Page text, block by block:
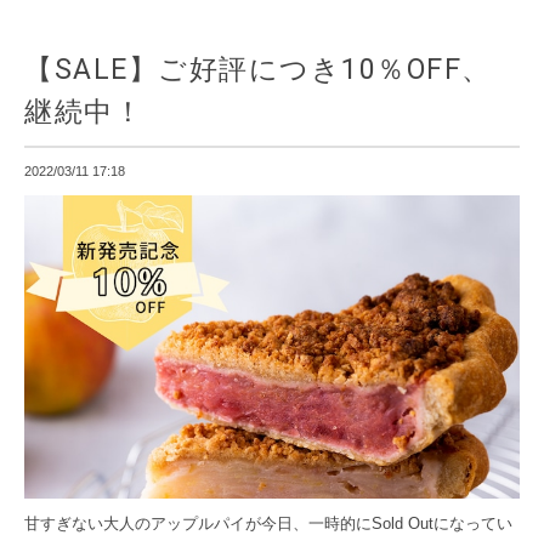
【SALE】ご好評につき10％OFF、
継続中！
2022/03/11 17:18
甘すぎない大人のアップルパイが今日、一時的にSold Outになってい